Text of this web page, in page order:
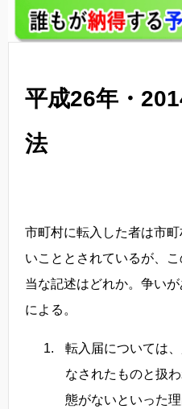
平成26年・
法
市町村に転入した者は市
いこととされているが、
当な記述はどれか。争い
による。
転入届については
なされたものと扱
態がないといった